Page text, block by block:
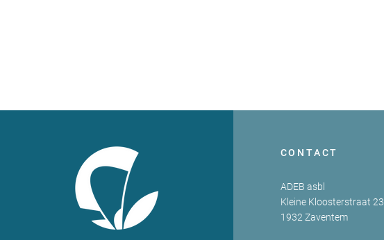
CONTACT
ADEB asbl
Kleine Kloosterstraat 23
1932 Zaventem